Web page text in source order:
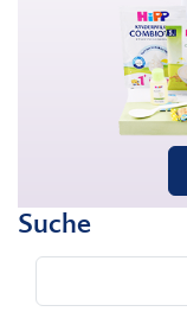
Suche